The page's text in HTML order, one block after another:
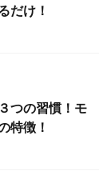
だけ！
つの習慣！モ
特徴！